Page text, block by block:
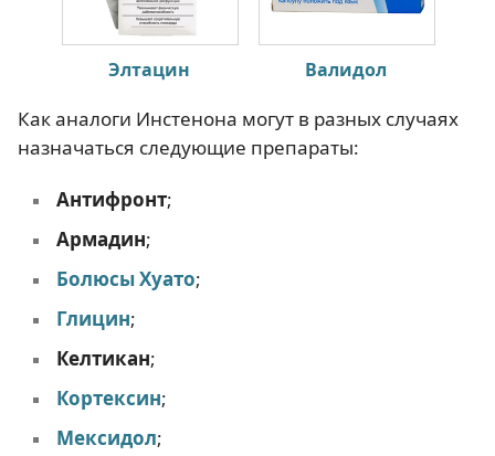
Элтацин Валидол
Как аналоги Инстенона могут в разных случаях
назначаться следующие препараты:
Антифронт;
Армадин;
Болюсы Хуато;
Глицин;
Келтикан;
Кортексин;
Мексидол;